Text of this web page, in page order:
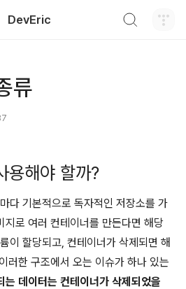
DevEric
류
용해야 할까?
다 기본적으로 독자적인 저장소를 가
지로 여러 컨테이너를 만든다면 해당
이 할당되고, 컨테이너가 삭제되면 해
러한 구조에서 오는 이슈가 하나 있는
는 데이터는 컨테이너가 삭제되었을